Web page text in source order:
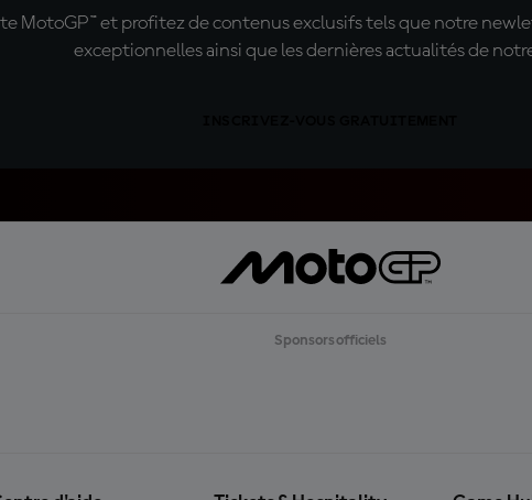
MotoGP™ et profitez de contenus exclusifs tels que notre
exceptionnelles ainsi que les dernières actualités de
Sponsors officiels